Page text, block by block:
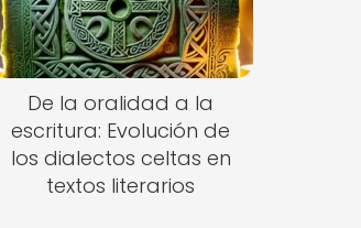
De la oralidad a la
escritura: Evolución de
los dialectos celtas en
textos literarios